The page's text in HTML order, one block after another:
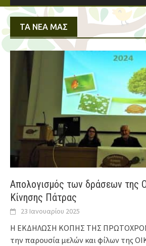
ΤΑ ΝΈΑ ΜΑΣ
Απολογισμός των δράσεων της
Κίνησης Πάτρας
23 Ιανουαρίου 2025
Η ΕΚΔΗΛΩΣΗ ΚΟΠΗΣ ΤΗΣ
την παρουσία μελών και φίλων της